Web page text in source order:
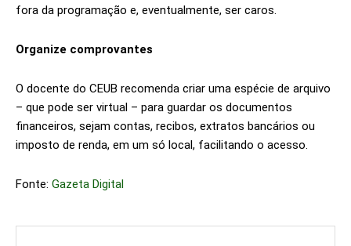
fora da programação e, eventualmente, ser caros.
Organize comprovantes
O docente do CEUB recomenda criar uma espécie de arquivo
– que pode ser virtual – para guardar os documentos
financeiros, sejam contas, recibos, extratos bancários ou
imposto de renda, em um só local, facilitando o acesso.
Fonte: Gazeta Digital